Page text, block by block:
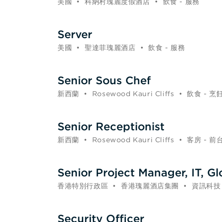
Server
美國 • 聖達菲瑰麗酒店 • 飲食 - 服務
Senior Sous Chef
新西蘭 • Rosewood Kauri Cliffs • 飲食 - 烹
Senior Receptionist
新西蘭 • Rosewood Kauri Cliffs • 客房 - 前
Senior Project Manager, IT,
香港特別行政區 • 香港瑰麗酒店集團 • 資訊科技
Security Officer